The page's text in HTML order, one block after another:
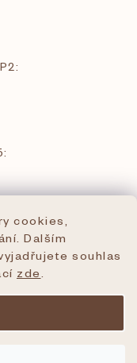
cookies,
Dalším
souhlas
zde